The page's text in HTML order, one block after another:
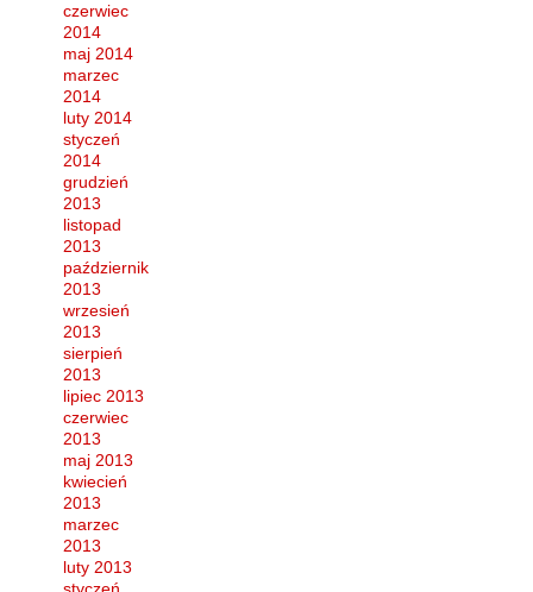
czerwiec
2014
maj 2014
marzec
2014
luty 2014
styczeń
2014
grudzień
2013
listopad
2013
październik
2013
wrzesień
2013
sierpień
2013
lipiec 2013
czerwiec
2013
maj 2013
kwiecień
2013
marzec
2013
luty 2013